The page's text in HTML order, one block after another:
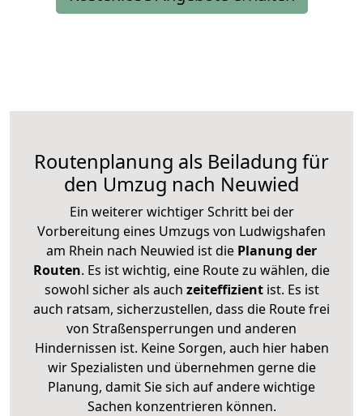
Routenplanung als Beiladung für
den Umzug nach Neuwied
Ein weiterer wichtiger Schritt bei der
Vorbereitung eines Umzugs von Ludwigshafen
am Rhein nach Neuwied ist die Planung der
Routen. Es ist wichtig, eine Route zu wählen, die
sowohl sicher als auch zeiteffizientist. Es ist
auch ratsam, sicherzustellen, dass die Route frei
von Straßensperrungen und anderen
Hindernissen ist. Keine Sorgen, auch hier haben
wir Spezialisten und übernehmen gerne die
Planung, damit Sie sich auf andere wichtige
Sachen konzentrieren können.